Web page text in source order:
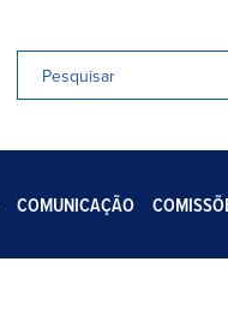
COMUNICAÇÃO